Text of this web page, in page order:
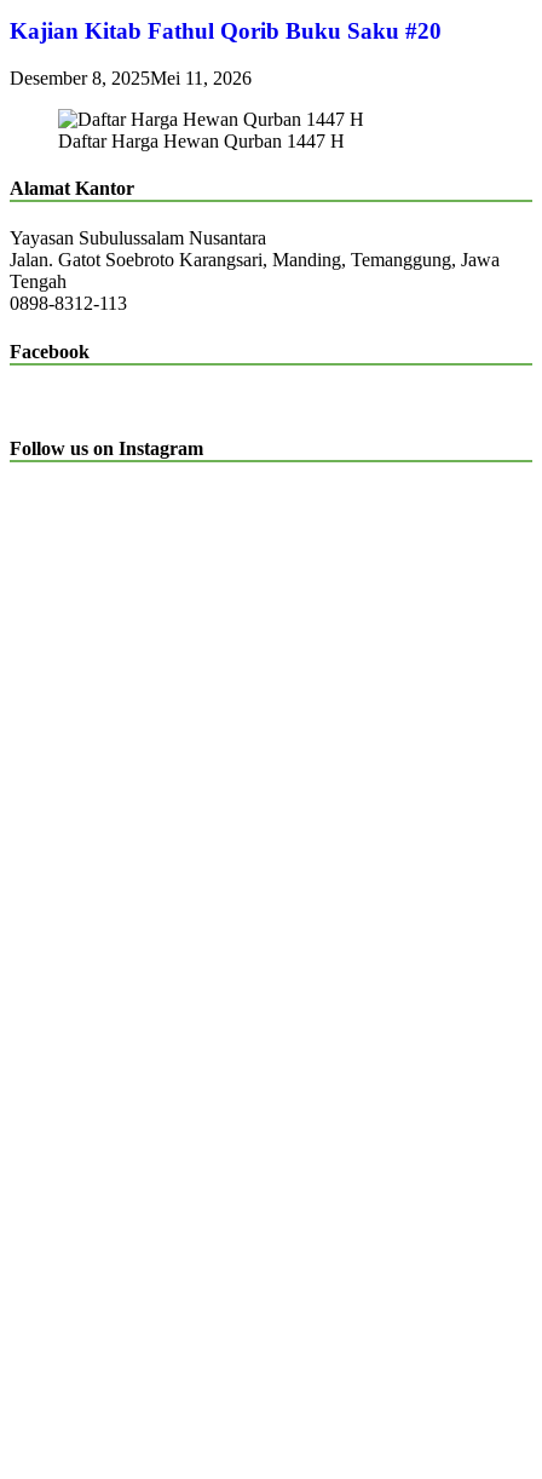
Kajian Kitab Fathul Qorib Buku Saku #20
Desember 8, 2025Mei 11, 2026
Daftar Harga Hewan Qurban 1447 H
Alamat Kantor
Yayasan Subulussalam Nusantara
Jalan. Gatot Soebroto Karangsari, Manding, Temanggung, Jawa
Tengah
0898-8312-113
Facebook
Follow us on Instagram